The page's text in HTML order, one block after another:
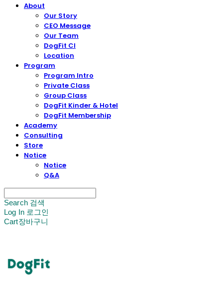
About
Our Story
CEO Message
Our Team
DogFit CI
Location
Program
Program Intro
Private Class
Group Class
DogFit Kinder & Hotel
DogFit Membership
Academy
Consulting
Store
Notice
Notice
Q&A
Search 검색
Log In 로그인
Cart장바구니